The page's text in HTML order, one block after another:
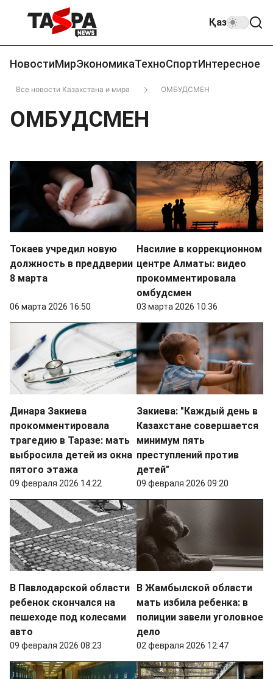
Қаз
НовостиМирЭкономикаТехноСпортИнтересное
Все новости Казахстана и мира ОМБУДСМЕН
ОМБУДСМЕН
Токаев учредил новую
должность в преддверии
8 марта
06 марта 2026 16:50
Насилие в коррекционном
центре Алматы: видео
прокомментировала
омбудсмен
03 марта 2026 10:36
Динара Закиева
прокомментировала
трагедию в Таразе: мать
выбросила детей из окна
пятого этажа
09 февраля 2026 14:22
Закиева: "Каждый день в
Казахстане совершается
минимум пять
преступлений против
детей"
09 февраля 2026 09:20
В Павлодарской области
ребенок скончался на
пешеходе под колесами
авто
09 февраля 2026 08:23
В Жамбылской области
мать избила ребенка: в
полиции завели уголовное
дело
02 февраля 2026 12:47